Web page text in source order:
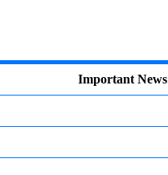
Important News